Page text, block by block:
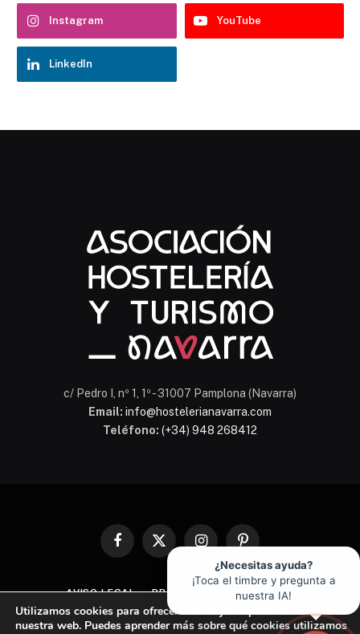
Instagram YouTube
LinkedIn
¿Necesitas ayuda?
¡Toca el timbre y pregunta a
nuestra IA!
Chatbot Hostelería Navarra
En línea
c/ Pedro I, nº 1, 1º - 31007 Pamplona (Navarra)
Email: info@hostelerianavarra.com
Teléfono: (+34) 948 268412
Facebook
X
(Twitter)
InstagramPinterest
AVISO LEGAL PROTECCIÓN DE DATOS
POLÍTICA DE COOKIES
Utilizamos cookies para ofrecerte la mejor experiencia en
nuestra web. Puedes aprender más sobre qué cookies utilizamos